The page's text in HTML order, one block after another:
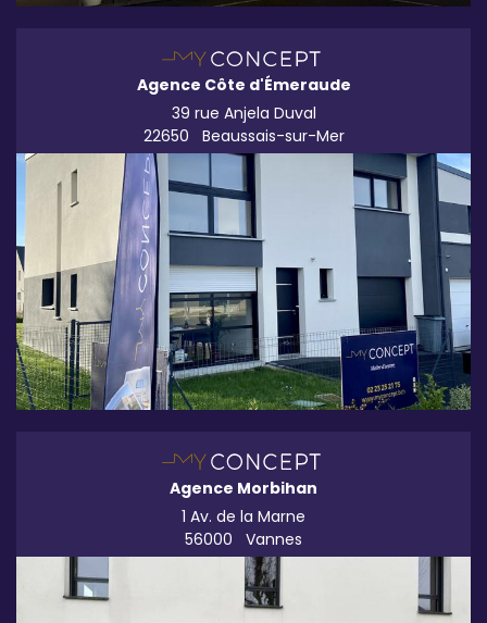
Agence Côte d'Émeraude
39 rue Anjela Duval
22650
Beaussais-sur-Mer
Agence Morbihan
1 Av. de la Marne
56000
Vannes